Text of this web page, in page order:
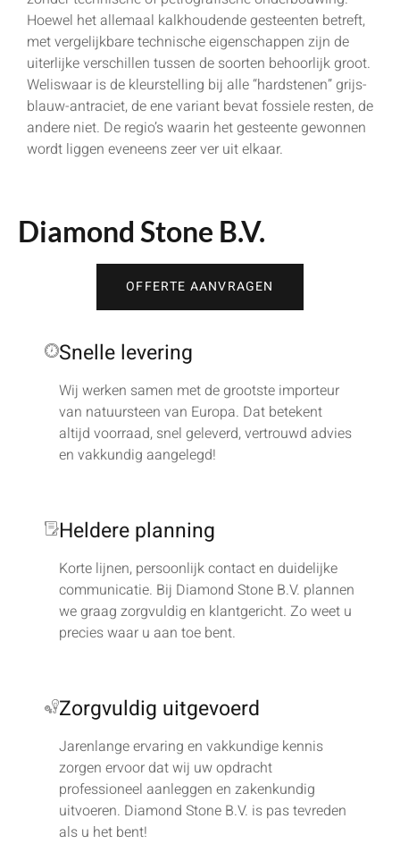
Hoewel het allemaal kalkhoudende gesteenten betreft,
met vergelijkbare technische eigenschappen zijn de
uiterlijke verschillen tussen de soorten behoorlijk groot.
Weliswaar is de kleurstelling bij alle “hardstenen” grijs-
blauw-antraciet, de ene variant bevat fossiele resten, de
andere niet. De regio’s waarin het gesteente gewonnen
wordt liggen eveneens zeer ver uit elkaar.
Diamond Stone B.V.
OFFERTE AANVRAGEN
Snelle levering
Wij werken samen met de grootste importeur
van natuursteen van Europa. Dat betekent
altijd voorraad, snel geleverd, vertrouwd advies
en vakkundig aangelegd!
Heldere planning
Korte lijnen, persoonlijk contact en duidelijke
communicatie. Bij Diamond Stone B.V. plannen
we graag zorgvuldig en klantgericht. Zo weet u
precies waar u aan toe bent.
Zorgvuldig uitgevoerd
Jarenlange ervaring en vakkundige kennis
zorgen ervoor dat wij uw opdracht
professioneel aanleggen en zakenkundig
uitvoeren. Diamond Stone B.V. is pas tevreden
als u het bent!